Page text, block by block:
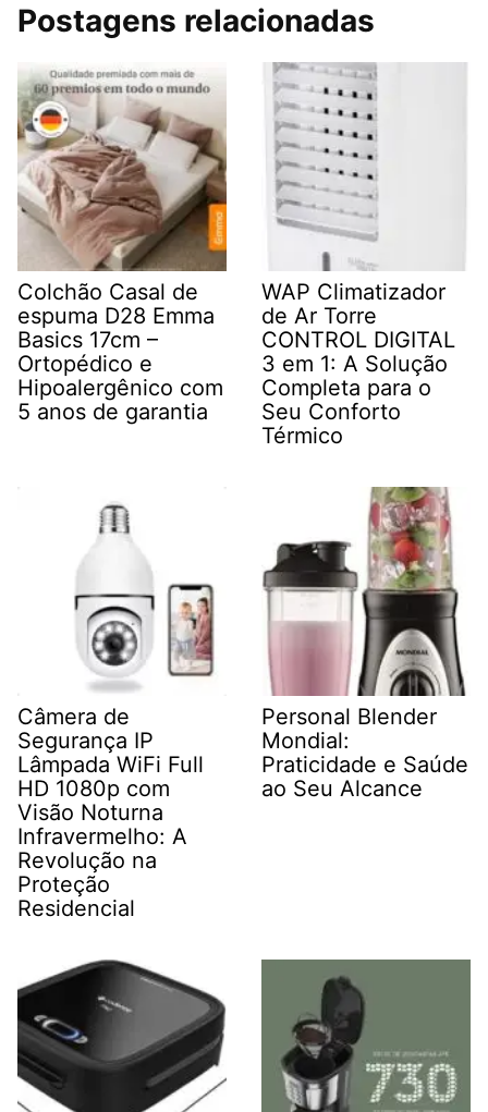
Postagens relacionadas
Colchão Casal de
espuma D28 Emma
Basics 17cm –
Ortopédico e
Hipoalergênico com
5 anos de garantia
WAP Climatizador
de Ar Torre
CONTROL DIGITAL
3 em 1: A Solução
Completa para o
Seu Conforto
Térmico
Câmera de
Segurança IP
Lâmpada WiFi Full
HD 1080p com
Visão Noturna
Infravermelho: A
Revolução na
Proteção
Residencial
Personal Blender
Mondial:
Praticidade e Saúde
ao Seu Alcance